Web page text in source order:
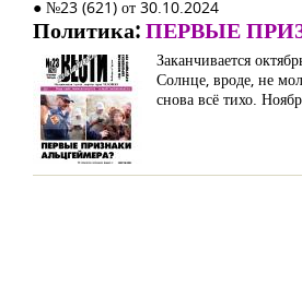
● №23 (621) от 30.10.2024
Политика:ПЕРВЫЕ
Заканчивается
Солнце, вроде, не
снова всё тихо.